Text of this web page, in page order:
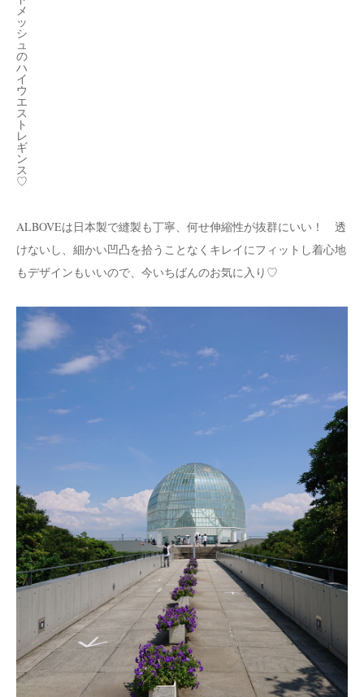
メ
ッ
シ
ュ
の
ハ
イ
ウ
エ
ス
ト
レ
ギ
ン
ス
♡
ALBOVEは日本製で縫製も丁寧、何せ伸縮性が抜群にいい！ 透
けないし、細かい凹凸を拾うことなくキレイにフィットし着心地
もデザインもいいので、今いちばんのお気に入り♡